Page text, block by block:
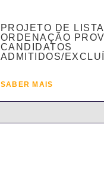
PROJETO DE
ORDENAÇÃO
CANDIDATOS
ADMITIDOS/
SABER MAIS